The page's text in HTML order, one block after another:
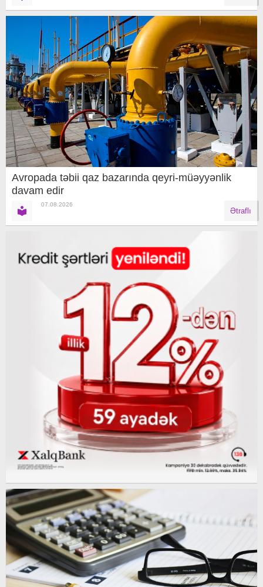
Avropada təbii qaz bazarında qeyri-müəyyənlik
davam edir
07.08.2026
Ətraflı